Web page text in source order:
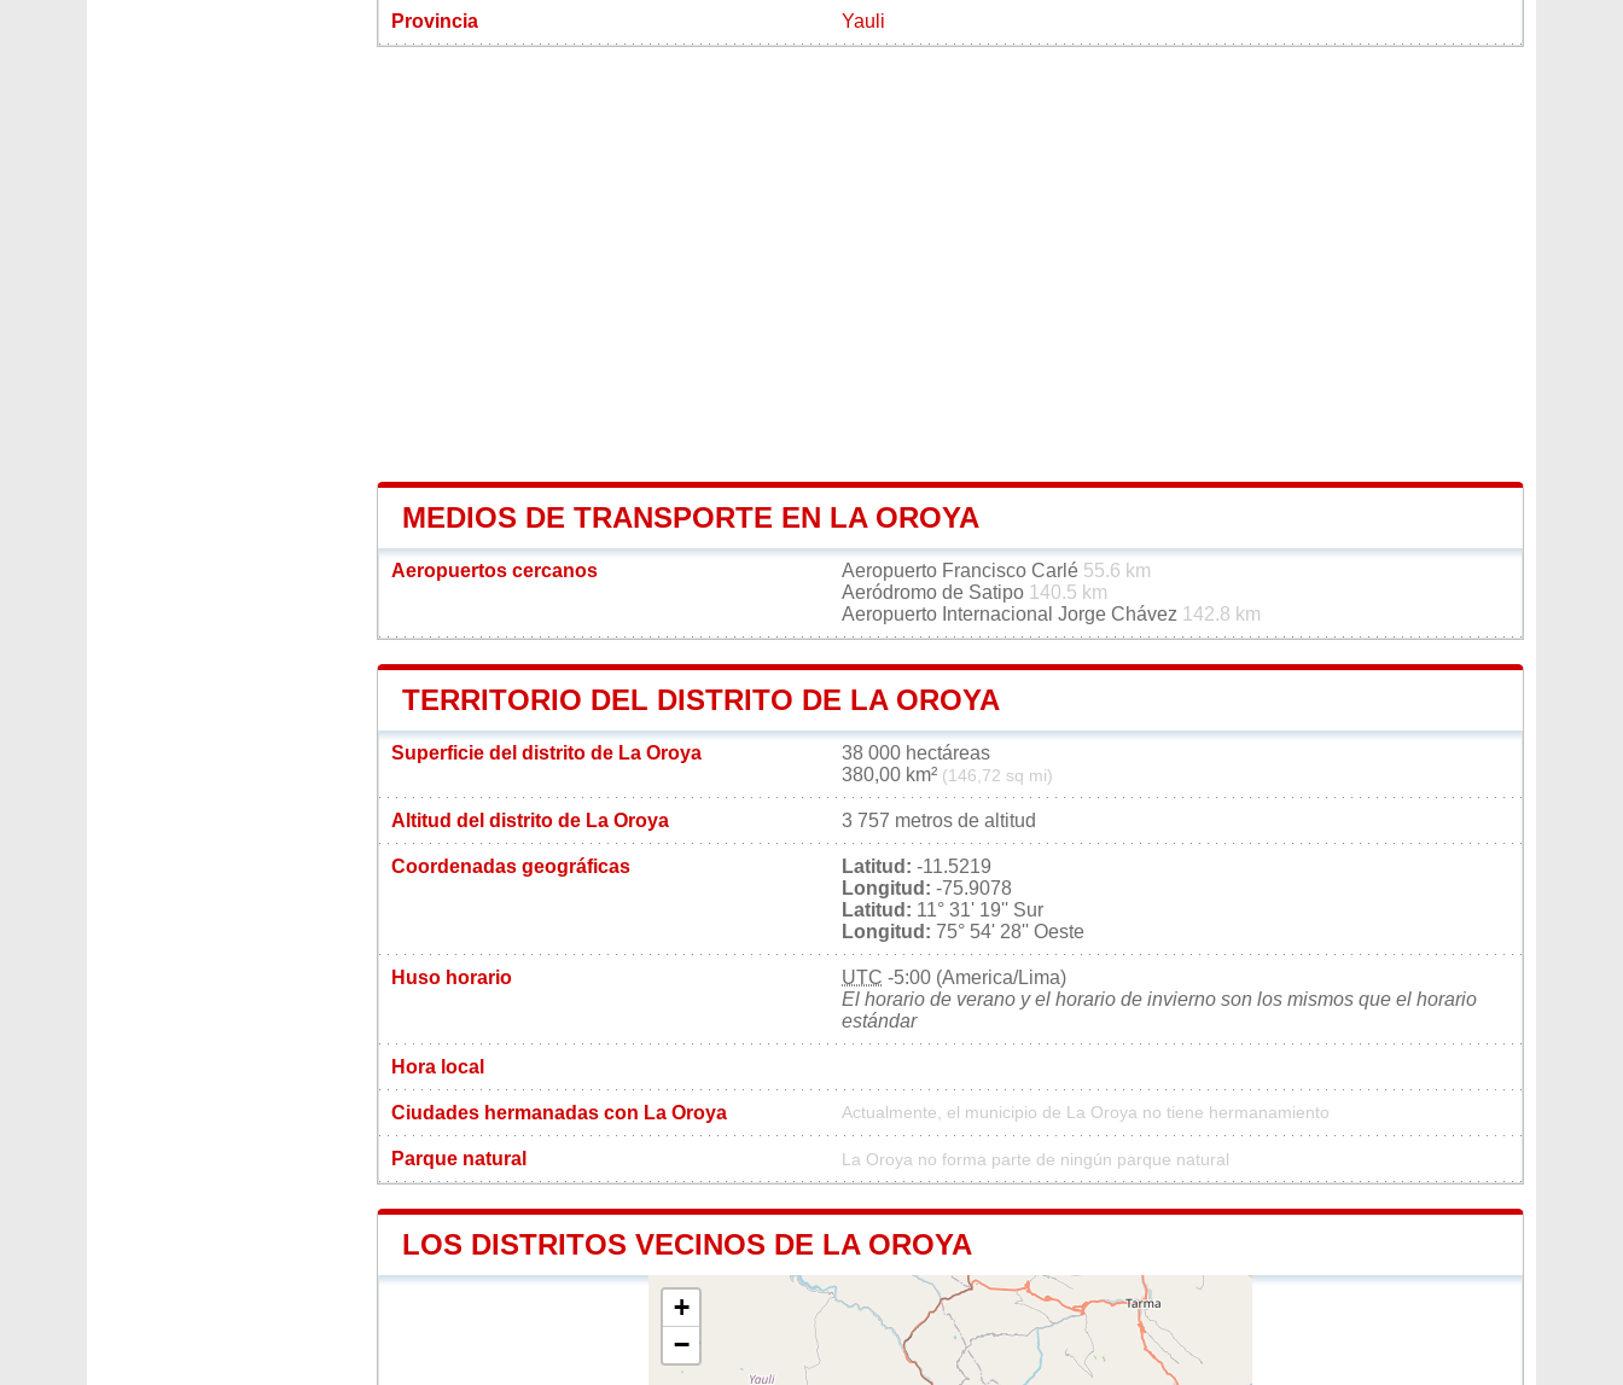
Provincia Yauli
MEDIOS DE TRANSPORTE EN LA OROYA
Aeropuertos cercanos Aeropuerto Francisco Carlé 55.6 km
Aeródromo de Satipo 140.5 km
Aeropuerto Internacional Jorge Chávez 142.8 km
TERRITORIO DEL DISTRITO DE LA OROYA
Superficie del distrito de La Oroya
38 000 hectáreas
380,00 km² (146,72 sq mi)
Altitud del distrito de La Oroya 3 757 metros de altitud
Coordenadas geográficas Latitud: -11.5219
Longitud: -75.9078
Latitud: 11° 31' 19'' Sur
Longitud: 75° 54' 28'' Oeste
Huso horario UTC -5:00 (America/Lima)
El horario de verano y el horario de invierno son los mismos que el horario
estándar
Hora local
Ciudades hermanadas con La Oroya Actualmente, el municipio de La Oroya no tiene hermanamiento
Parque natural La Oroya no forma parte de ningún parque natural
LOS DISTRITOS VECINOS DE LA OROYA
+
−